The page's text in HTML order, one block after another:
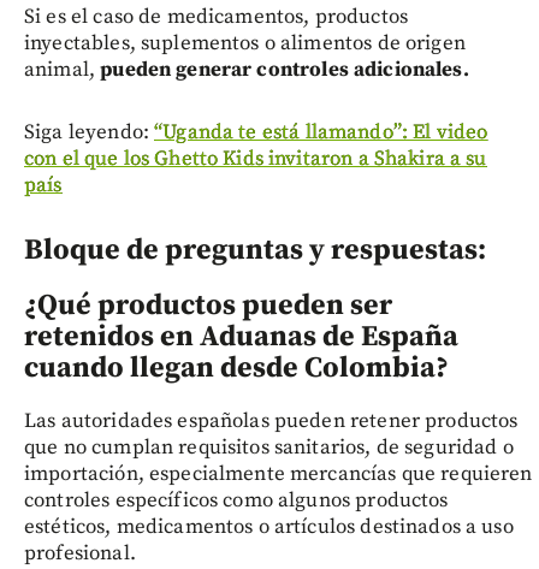
Si es el caso de medicamentos, productos
inyectables, suplementos o alimentos de origen
animal,pueden generar controles adicionales.
Siga leyendo:“Uganda te está llamando”: El video
con el que los Ghetto Kids invitaron a Shakira a su
país
Bloque de preguntas y respuestas:
¿Qué productos pueden ser
retenidos en Aduanas de España
cuando llegan desde Colombia?
Las autoridades españolas pueden retener productos
que no cumplan requisitos sanitarios, de seguridad o
importación, especialmente mercancías que requieren
controles específicos como algunos productos
estéticos, medicamentos o artículos destinados a uso
profesional.